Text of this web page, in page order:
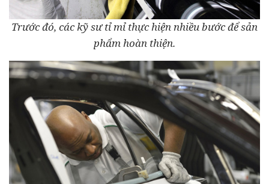
Trước đó, các kỹ sư tỉ mỉ thực hiện nhiều bước để sản
phẩm hoàn thiện.